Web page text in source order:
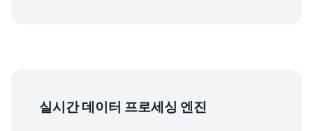
실시간 데이터 프로세싱 엔진